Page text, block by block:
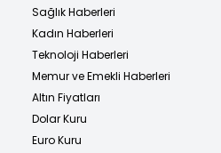
Sağlık Haberleri
Kadın Haberleri
Teknoloji Haberleri
Memur ve Emekli Haberleri
Altın Fiyatları
Dolar Kuru
Euro Kuru